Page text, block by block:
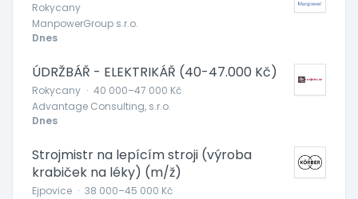
Rokycany
ManpowerGroup s.r.o.
Dnes
ÚDRŽBÁŘ - ELEKTRIKÁŘ (40-47.000 Kč)
Rokycany · 40 000–47 000 Kč
Advantage Consulting, s.r.o.
Dnes
Strojmistr na lepícím stroji (výroba
krabiček na léky) (m/ž)
Ejpovice · 38 000–45 000 Kč